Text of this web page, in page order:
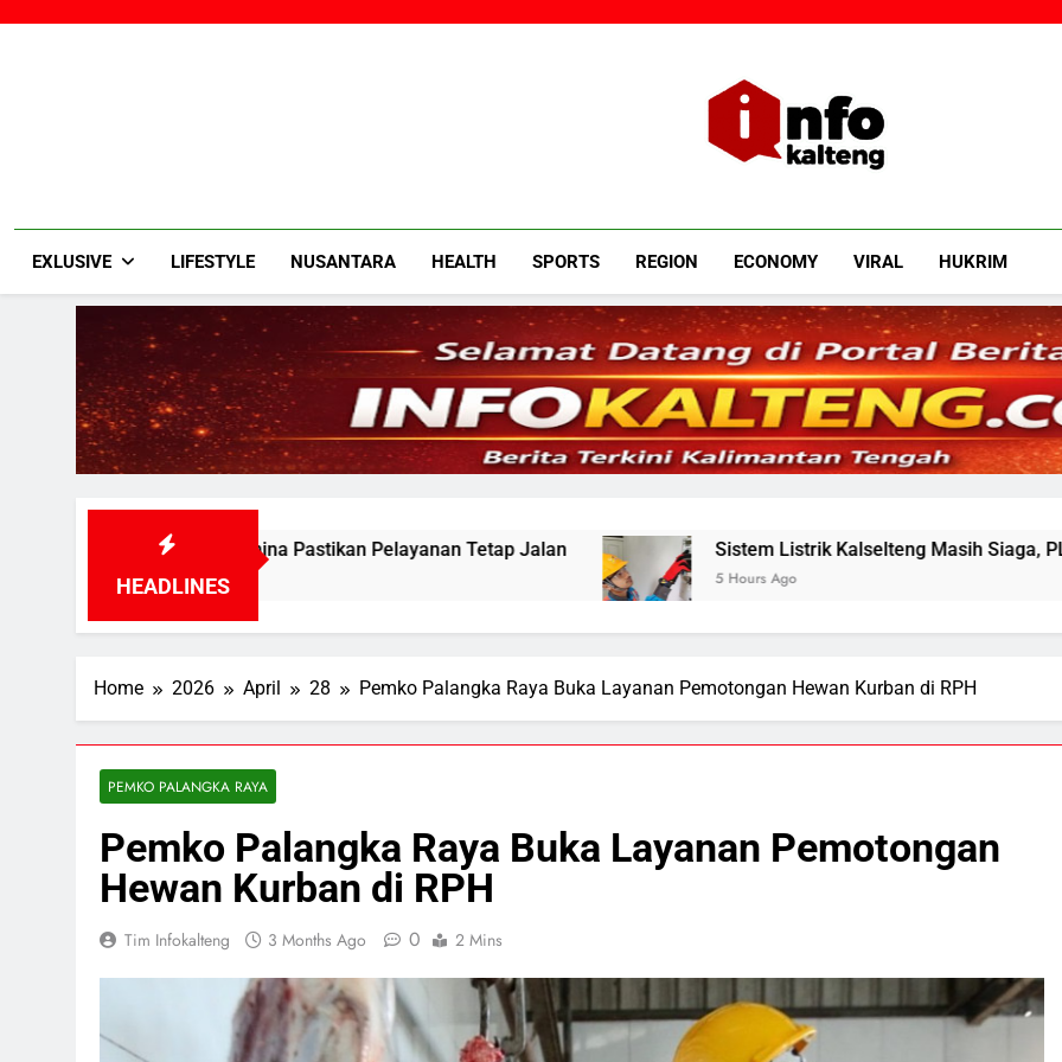
Infokalteng
EXLUSIVE LIFESTYLE NUSANTARA HEALTH SPORTS REGION ECONOMY VIRAL HUKRIM
HEADLINES
Pertamina Pastikan Pelayanan Tetap Jalan Sistem Listrik Kalselteng Masih Siaga, PLN Batasi Pasokan
5 Hours Ago
Home 2026 April 28 Pemko Palangka Raya Buka Layanan Pemotongan Hewan Kurban di RPH
PEMKO PALANGKA RAYA
Pemko Palangka Raya Buka Layanan Pemotongan
Hewan Kurban di RPH
Tim Infokalteng 3 Months Ago 0 2 Mins